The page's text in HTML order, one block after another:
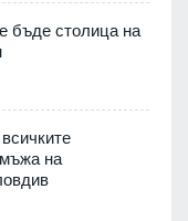
бъде столица на
на